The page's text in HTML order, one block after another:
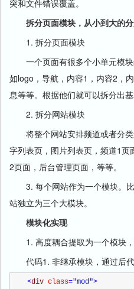
突和文件错误覆盖。
拆分页面模块，从小到大的
1. 拆分页面模块
一个页面有很多个小单元模块
如logo，导航，内容1，内容2，
息等等。根据他们就可以拆分出基
2. 拆分网站模块
将整个网站安排频道或者分类
字列表页，图片列表页，频道1
2页面，后台管理页面，等等。
3. 每个网站作为一个模块。比
站独立为三个大模块。
模块化实现
1. 高度耦合提取为一个模块，
代码1. 非继承模块，通过后代
<div class="mod">